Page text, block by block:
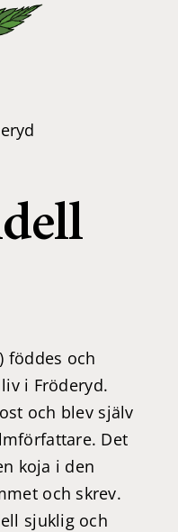
föddes och
i Fröderyd.
och blev själv
Det
koja i den
och skrev.
sjuklig och